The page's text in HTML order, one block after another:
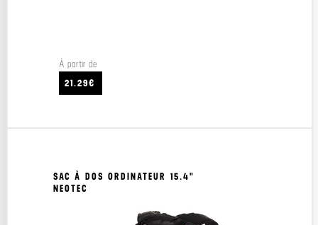
À partir de
21.29€
SAC À DOS ORDINATEUR 15.4"
NEOTEC